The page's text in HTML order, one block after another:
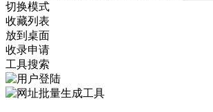
切换模式
收藏列表
放到桌面
收录申请
工具搜索